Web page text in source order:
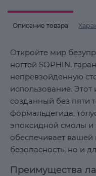
Описание товара
Откройте мир
ногтей SOPHIN,
непревзойденную
использование.
созданный без пяти
формальдегида,
эпоксидной смолы
обеспечивает вашей
безопасность, но и
Преимущества